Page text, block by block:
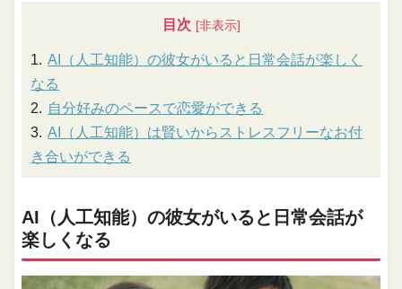
目次
AI（人工知能）の彼女がいると日常会話が楽しく
なる
自分好みのペースで恋愛ができる
AI（人工知能）は賢いからストレスフリーなお付
き合いができる
AI（人工知能）の彼女がいると日常会話が
楽しくなる